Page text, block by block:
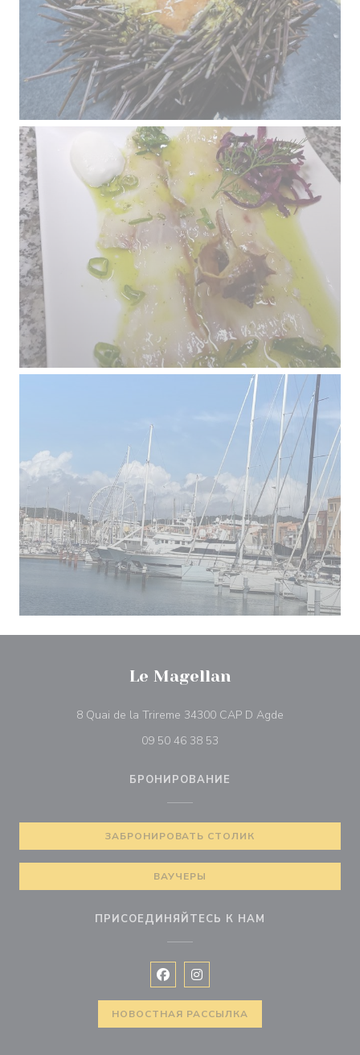
Le Magellan
8 Quai de la Trireme 34300 CAP D Agde
09 50 46 38 53
БРОНИРОВАНИЕ
ЗАБРОНИРОВАТЬ СТОЛИК
ВАУЧЕРЫ
ПРИСОЕДИНЯЙТЕСЬ К НАМ
Facebook ((открывается в новом
Instagram ((открывается в
НОВОСТНАЯ РАССЫЛКА